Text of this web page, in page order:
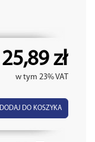
25,89 zł
w tym 23% VAT
DODAJ DO KOSZYKA